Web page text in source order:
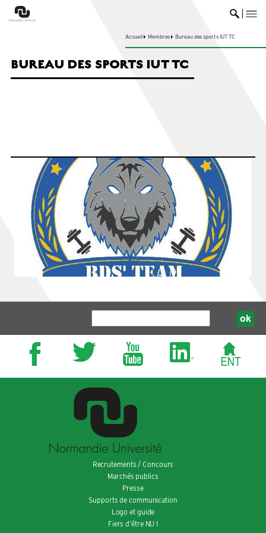
Accueil Membres Bureau des sports IUT TC
BUREAU DES SPORTS IUT TC
Recrutements / Concours
Marchés publics
Presse
Supports de communication
Logo et guide
Fiers d’être NU !